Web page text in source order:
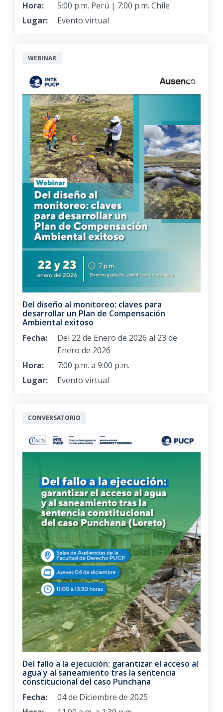
Hora:
5:00 p.m. Perú | 7:00 p.m. Chile
Lugar:
Evento virtual
WEBINAR
Del diseño al monitoreo: claves para
desarrollar un Plan de Compensación
Ambiental exitoso
Fecha:
Del 22 de Enero de 2026 al 23 de
Enero de 2026
Hora:
7:00 p.m. a 9:00 p.m.
Lugar:
Evento virtual
CONVERSATORIO
Del fallo a la ejecución: garantizar el acceso al
agua y al saneamiento tras la sentencia
constitucional del caso Punchana
Fecha:
04 de Diciembre de 2025